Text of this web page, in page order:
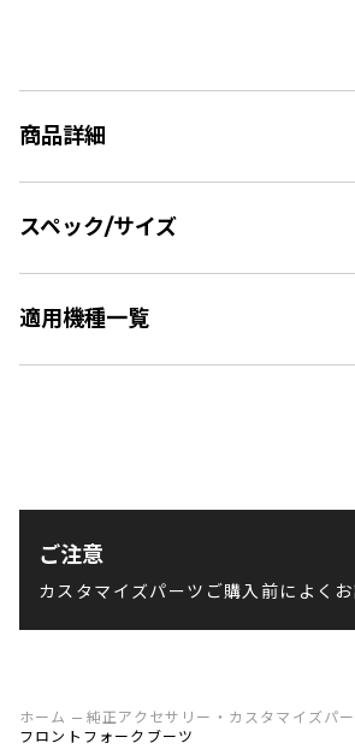
商品詳細
スペック/サイズ
適用機種一覧
ご注意
カスタマイズパーツご購入前によく
ホーム 純正アクセサリー・カスタマイズパ
フロントフォークブーツ